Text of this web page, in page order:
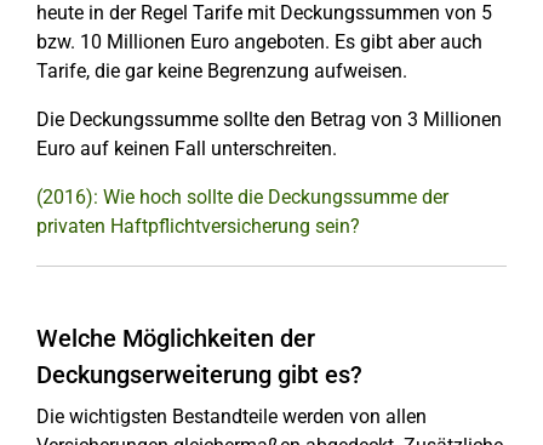
heute in der Regel Tarife mit Deckungssummen von 5
bzw. 10 Millionen Euro angeboten. Es gibt aber auch
Tarife, die gar keine Begrenzung aufweisen.
Die Deckungssumme sollte den Betrag von 3 Millionen
Euro auf keinen Fall unterschreiten.
(2016): Wie hoch sollte die Deckungssumme der
privaten Haftpflichtversicherung sein?
Welche Möglichkeiten der
Deckungserweiterung gibt es?
Die wichtigsten Bestandteile werden von allen